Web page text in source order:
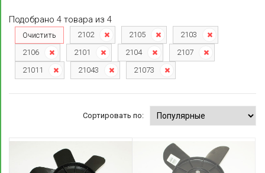
Подобрано 4 товара из 4
Очистить 2102 2105
2103
2106
2101 2104
2107
21011
21043 21073
Сортировать по: